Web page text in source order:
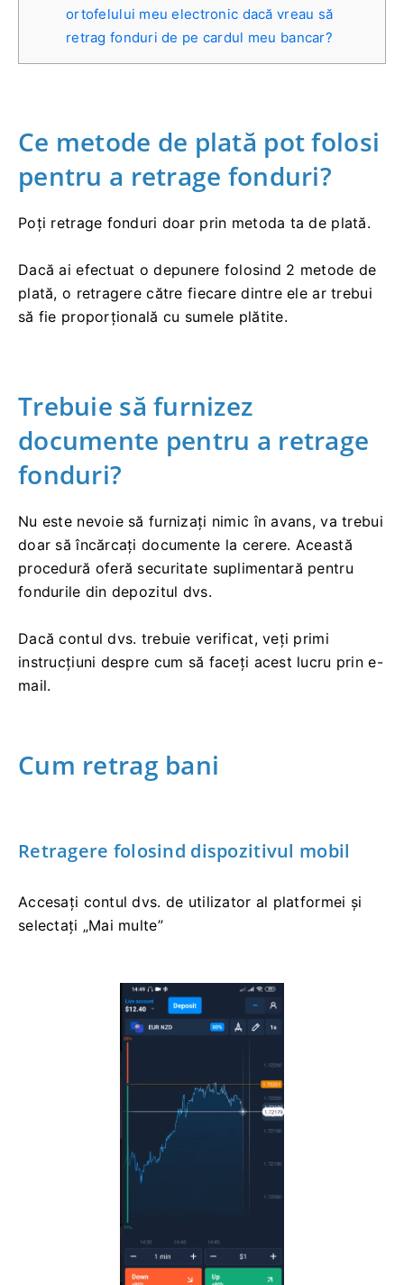
ortofelului meu electronic dacă vreau să
retrag fonduri de pe cardul meu bancar?
Ce metode de plată pot folosi
pentru a retrage fonduri?
Poți retrage fonduri doar prin metoda ta de plată.
Dacă ai efectuat o depunere folosind 2 metode de
plată, o retragere către fiecare dintre ele ar trebui
să fie proporțională cu sumele plătite.
Trebuie să furnizez
documente pentru a retrage
fonduri?
Nu este nevoie să furnizați nimic în avans, va trebui
doar să încărcați documente la cerere. Această
procedură oferă securitate suplimentară pentru
fondurile din depozitul dvs.
Dacă contul dvs. trebuie verificat, veți primi
instrucțiuni despre cum să faceți acest lucru prin e-
mail.
Cum retrag bani
Retragere folosind dispozitivul mobil
Accesați contul dvs. de utilizator al platformei și
selectați „Mai multe”